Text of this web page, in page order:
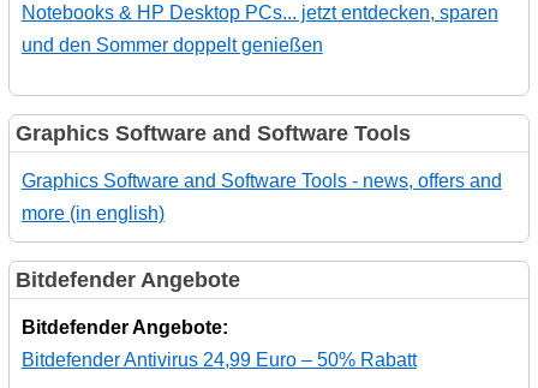
Notebooks & HP Desktop PCs... jetzt entdecken, sparen
und den Sommer doppelt genießen
Graphics Software and Software Tools
Graphics Software and Software Tools - news, offers and
more (in english)
Bitdefender Angebote
Bitdefender Angebote:
Bitdefender Antivirus 24,99 Euro – 50% Rabatt